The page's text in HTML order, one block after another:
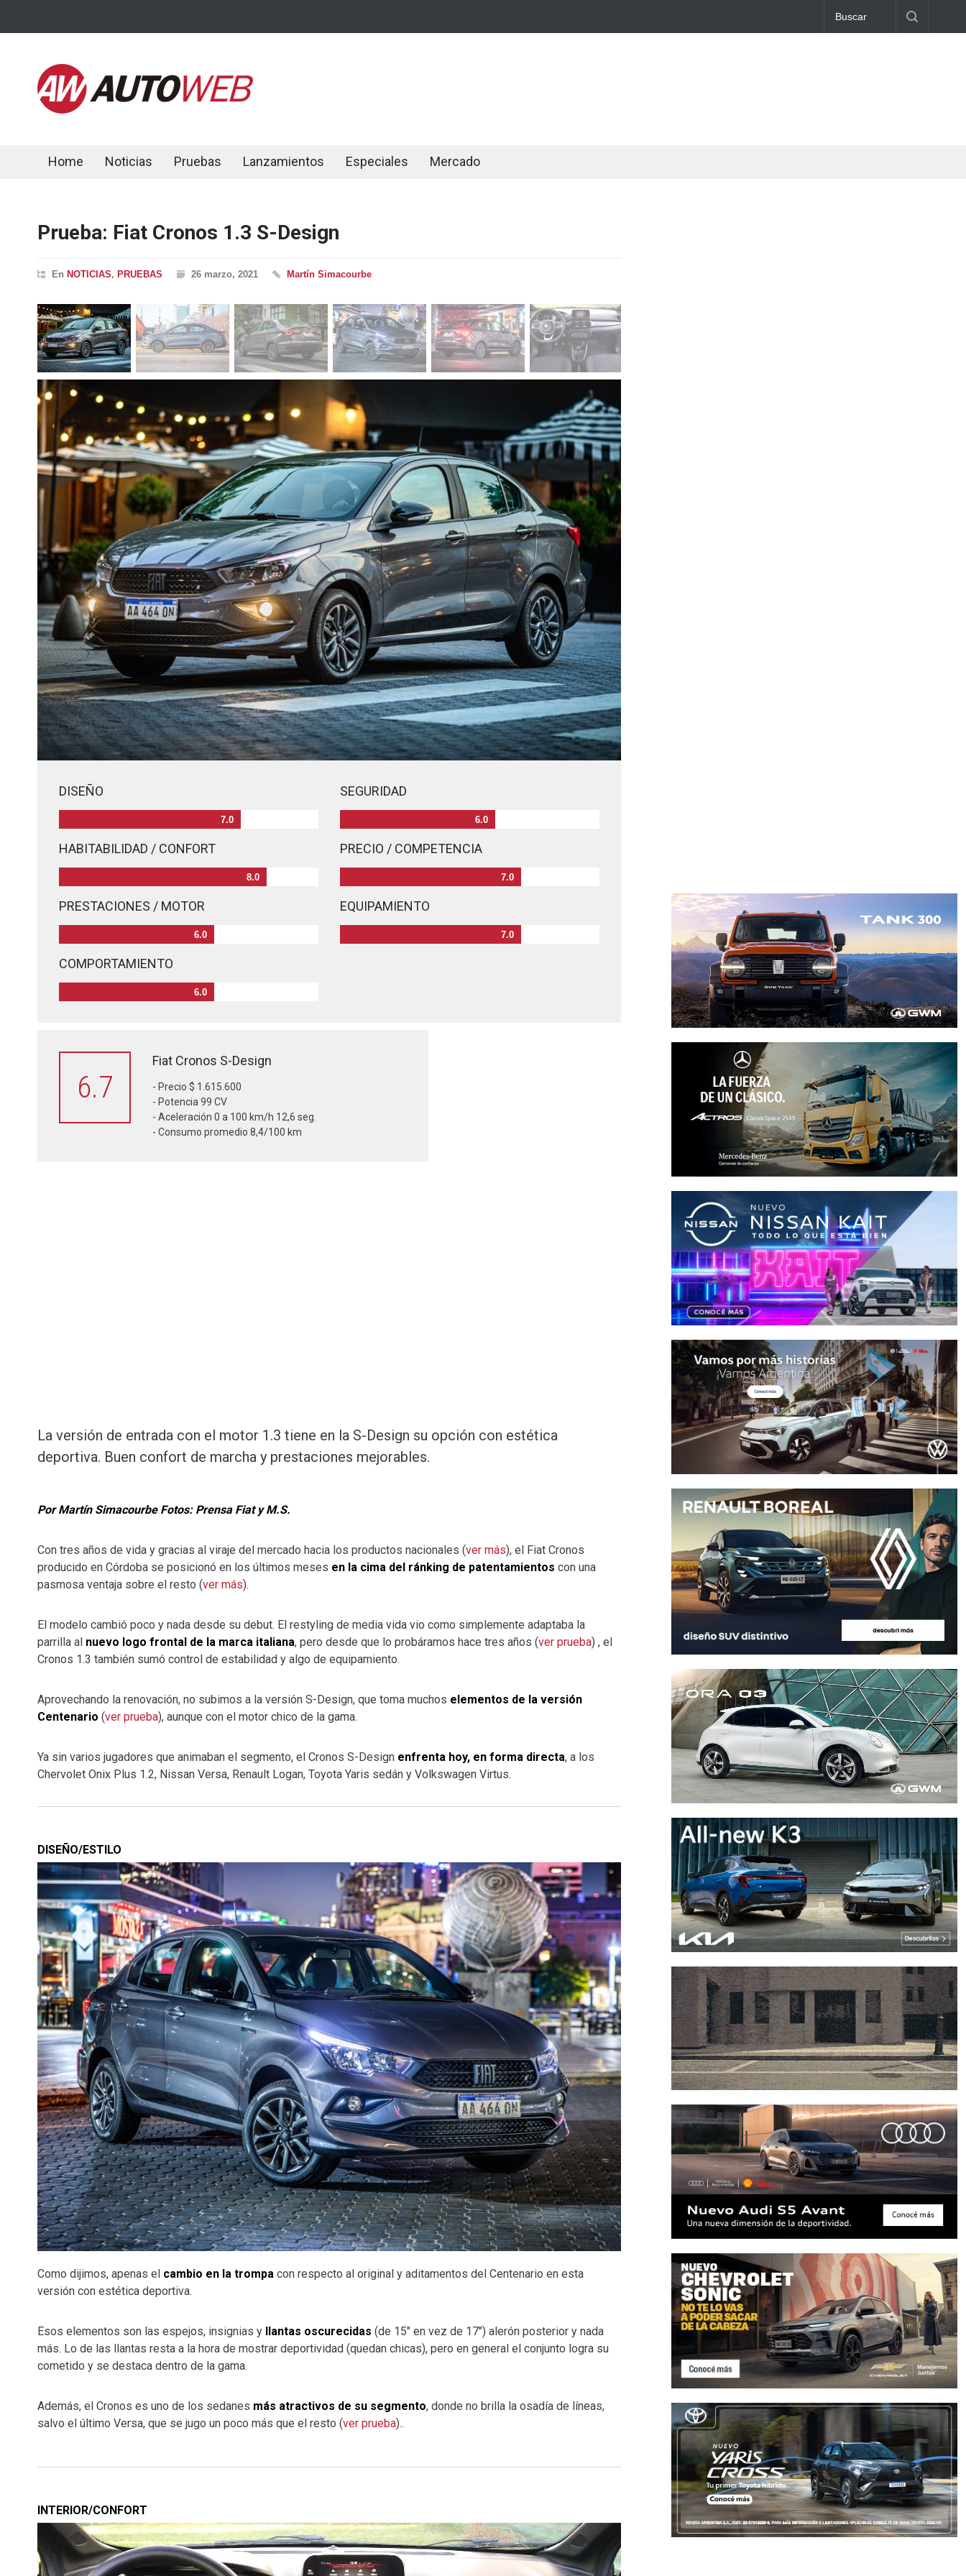
Home Noticias Pruebas Lanzamientos Especiales Mercado
Prueba: Fiat Cronos 1.3 S-Design
En NOTICIAS, PRUEBAS 26 marzo, 2021 Martín Simacourbe
DISEÑO
7.0
HABITABILIDAD / CONFORT
8.0
PRESTACIONES / MOTOR
6.0
COMPORTAMIENTO
6.0
SEGURIDAD
6.0
PRECIO / COMPETENCIA
7.0
EQUIPAMIENTO
7.0
6.7
Fiat Cronos S-Design
- Precio $ 1.615.600
- Potencia 99 CV
- Aceleración 0 a 100 km/h 12,6 seg.
- Consumo promedio 8,4/100 km
La versión de entrada con el motor 1.3 tiene en la S-Design su opción con estética
deportiva. Buen confort de marcha y prestaciones mejorables.
Por Martín Simacourbe Fotos: Prensa Fiat y M.S.
Con tres años de vida y gracias al viraje del mercado hacia los productos nacionales (ver más), el Fiat Cronos
producido en Córdoba se posicionó en los últimos meses en la cima del ránking de patentamientos con una
pasmosa ventaja sobre el resto (ver más).
El modelo cambió poco y nada desde su debut. El restyling de media vida vio como simplemente adaptaba la
parrilla al nuevo logo frontal de la marca italiana, pero desde que lo probáramos hace tres años (ver prueba) , el
Cronos 1.3 también sumó control de estabilidad y algo de equipamiento.
Aprovechando la renovación, no subimos a la versión S-Design, que toma muchos elementos de la versión
Centenario (ver prueba), aunque con el motor chico de la gama.
Ya sin varios jugadores que animaban el segmento, el Cronos S-Design enfrenta hoy, en forma directa, a los
Chervolet Onix Plus 1.2, Nissan Versa, Renault Logan, Toyota Yaris sedán y Volkswagen Virtus.
DISEÑO/ESTILO
Como dijimos, apenas el cambio en la trompa con respecto al original y aditamentos del Centenario en esta
versión con estética deportiva.
Esos elementos son las espejos, insignias y llantas oscurecidas (de 15″ en vez de 17″) alerón posterior y nada
más. Lo de las llantas resta a la hora de mostrar deportividad (quedan chicas), pero en general el conjunto logra su
cometido y se destaca dentro de la gama.
Además, el Cronos es uno de los sedanes más atractivos de su segmento, donde no brilla la osadía de líneas,
salvo el último Versa, que se jugo un poco más que el resto (ver prueba)..
INTERIOR/CONFORT